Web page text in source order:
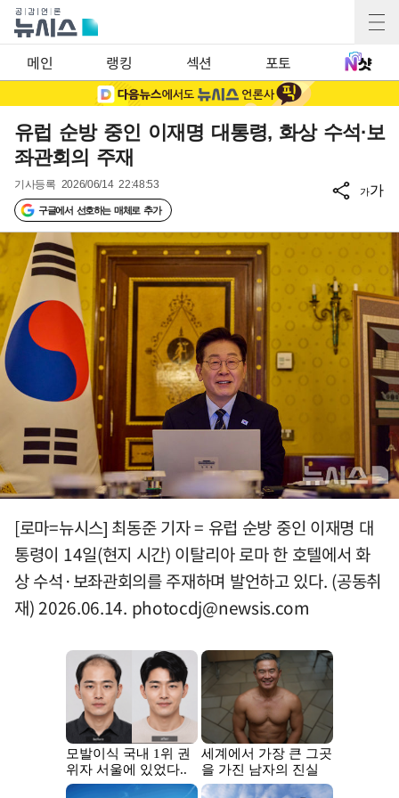
메인 랭킹 섹션 포토
유럽 순방 중인 이재명 대통령, 화상 수석·보
좌관회의 주재
기사등록 2026/06/14 22:48:53
구글에서 선호하는 매체로 추가
가가
[로마=뉴시스] 최동준 기자 = 유럽 순방 중인 이재명 대
통령이 14일(현지 시간) 이탈리아 로마 한 호텔에서 화
상 수석·보좌관회의를 주재하며 발언하고 있다. (공동취
재) 2026.06.14. photocdj@newsis.com